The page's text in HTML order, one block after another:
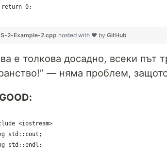
0;
2-Example-2.cpp hosted with ❤ by GitHub
е толкова досадно, всеки път
— няма проблем,
<iostream>
std::cout;
std::endl;